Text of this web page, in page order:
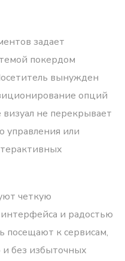
задает
покердом
вынужден
опций
не перекрывает
управления или
четкую
и радостью
посещают к сервисам,
и без избыточных